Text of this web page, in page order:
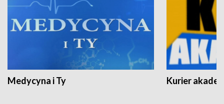
Medycyna i Ty Kurier